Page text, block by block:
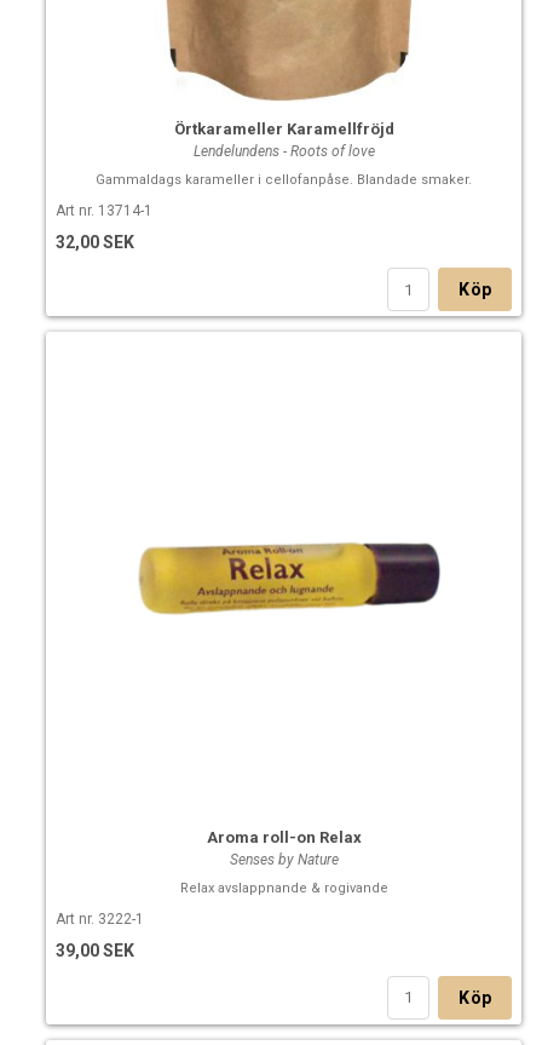
Örtkarameller Karamellfröjd
Lendelundens - Roots of love
Gammaldags karameller i cellofanpåse. Blandade smaker.
Art nr. 13714-1
32,00 SEK
Köp
Aroma roll-on Relax
Senses by Nature
Relax avslappnande & rogivande
Art nr. 3222-1
39,00 SEK
Köp